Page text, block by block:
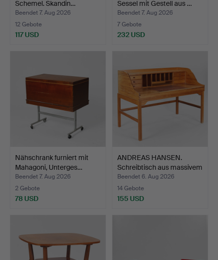
Schemel. Skandin…
Beendet 7. Aug 2026
12 Gebote
117 USD
Sessel mit Gestell aus …
Beendet 7. Aug 2026
7 Gebote
232 USD
Nähschrank furniert mit
Mahagoni, Unterges…
Beendet 7. Aug 2026
2 Gebote
78 USD
ANDREAS HANSEN.
Schreibtisch aus massivem
…
Beendet 6. Aug 2026
14 Gebote
155 USD